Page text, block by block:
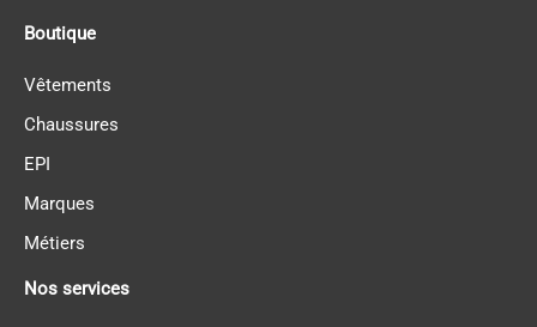
Nos services
Boutique
Vêtements
Chaussures
EPI
Marques
Métiers